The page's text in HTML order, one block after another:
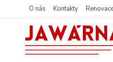
O nás Kontakty